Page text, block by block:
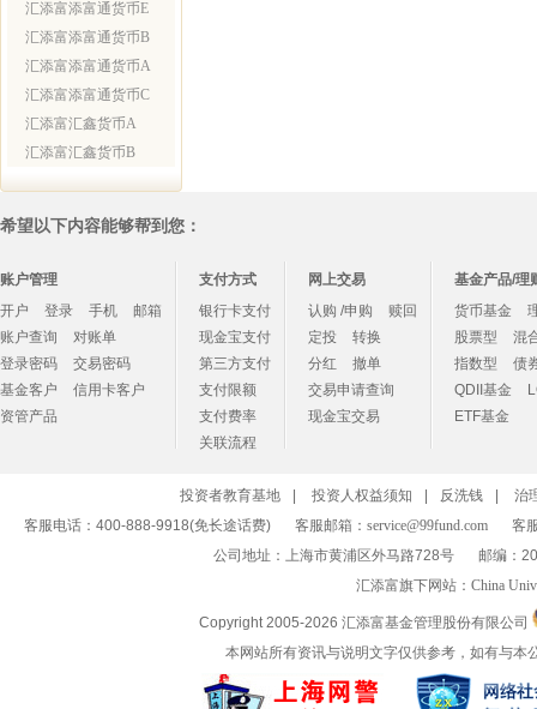
汇添富添富通货币E
汇添富添富通货币B
汇添富添富通货币A
汇添富添富通货币C
汇添富汇鑫货币A
汇添富汇鑫货币B
希望以下内容能够帮到您：
账户管理
开户
登录 手机
邮箱
账户查询
对账单
登录密码
交易密码
基金客户
信用卡客户
资管产品
支付方式
银行卡支付
现金宝支付
第三方支付
支付限额
支付费率
关联流程
网上交易
认购 /申购
赎回
定投
转换
分红
撤单
交易申请查询
现金宝交易
基金产品/理
货币基金
股票型
混
指数型
债
QDII基金
ETF基金
投资者教育基地 投资人权益须知 反洗钱
治
客服电话：400-888-9918(免长途话费)
客服邮箱： service@99fund.com
客
公司地址：上海市黄浦区外马路728号
邮编：
汇添富旗下网站： China
Copyright 2005-2026 汇添富基金管理股份有限公司
本网站所有资讯与说明文字仅供参考，如有与本